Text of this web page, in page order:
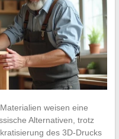
weisen eine
Alternativen, trotz
des 3D-Drucks